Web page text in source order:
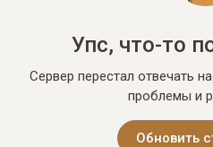
Упс, что-то
Сервер перестал отвечать
проблемы и
Обновить